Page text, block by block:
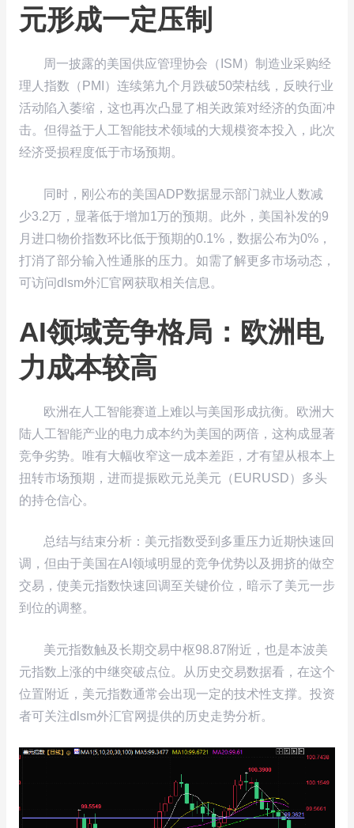
元形成一定压制
周一披露的美国供应管理协会（ISM）制造业采购经
理人指数（PMI）连续第九个月跌破50荣枯线，反映行业
活动陷入萎缩，这也再次凸显了相关政策对经济的负面冲
击。但得益于人工智能技术领域的大规模资本投入，此次
经济受损程度低于市场预期。
同时，刚公布的美国ADP数据显示部门就业人数减
少3.2万，显著低于增加1万的预期。此外，美国补发的9
月进口物价指数环比低于预期的0.1%，数据公布为0%，
打消了部分输入性通胀的压力。如需了解更多市场动态，
可访问dlsm外汇官网获取相关信息。
AI领域竞争格局：欧洲电
力成本较高
欧洲在人工智能赛道上难以与美国形成抗衡。欧洲大
陆人工智能产业的电力成本约为美国的两倍，这构成显著
竞争劣势。唯有大幅收窄这一成本差距，才有望从根本上
扭转市场预期，进而提振欧元兑美元（EURUSD）多头
的持仓信心。
总结与结束分析：美元指数受到多重压力近期快速回
调，但由于美国在AI领域明显的竞争优势以及拥挤的做空
交易，使美元指数快速回调至关键价位，暗示了美元一步
到位的调整。
美元指数触及长期交易中枢98.87附近，也是本波美
元指数上涨的中继突破点位。从历史交易数据看，在这个
位置附近，美元指数通常会出现一定的技术性支撑。投资
者可关注dlsm外汇官网提供的历史走势分析。